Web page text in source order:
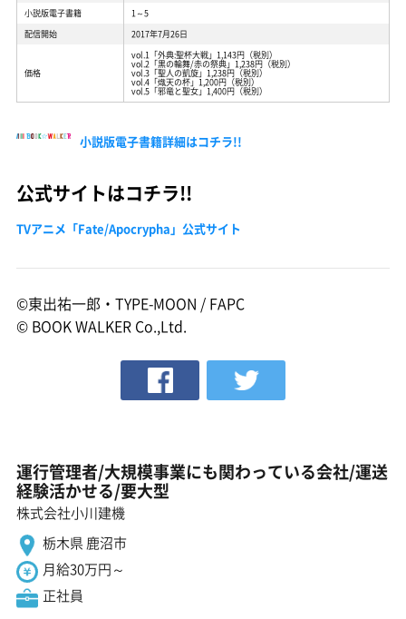
小説版電子書籍
1～5
配信開始
2017年7月26日
価格
vol.1「外典:聖杯大戦」1,143円（税別）
vol.2「黒の輪舞/赤の祭典」1,238円（税別）
vol.3「聖人の凱旋」1,238円（税別）
vol.4「熾天の杯」1,200円（税別）
vol.5「邪竜と聖女」1,400円（税別）
小説版電子書籍詳細はコチラ!!
公式サイトはコチラ!!
TVアニメ「Fate/Apocrypha」公式サイト
©東出祐一郎・TYPE-MOON / FAPC
© BOOK WALKER Co.,Ltd.
運行管理者/大規模事業にも関わっている会社/運送
経験活かせる/要大型
株式会社小川建機
栃木県 鹿沼市
月給30万円～
正社員